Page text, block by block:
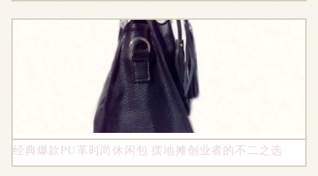
经典爆款PU革时尚休闲包 摆地摊创业者的不二之选